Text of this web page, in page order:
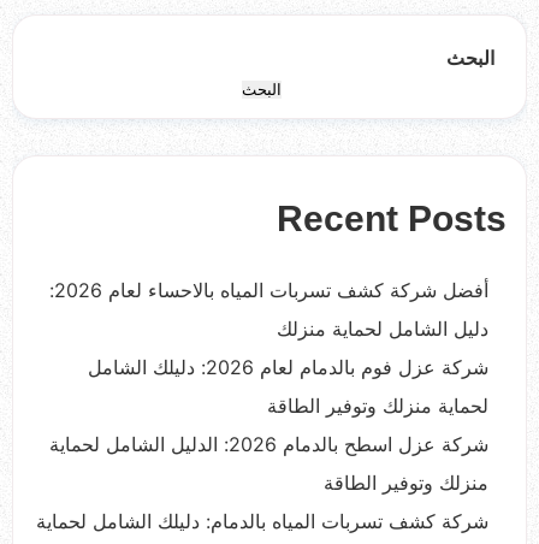
البحث
البحث
Recent Posts
أفضل شركة كشف تسربات المياه بالاحساء لعام 2026:
دليل الشامل لحماية منزلك
شركة عزل فوم بالدمام لعام 2026: دليلك الشامل
لحماية منزلك وتوفير الطاقة
شركة عزل اسطح بالدمام 2026: الدليل الشامل لحماية
منزلك وتوفير الطاقة
شركة كشف تسربات المياه بالدمام: دليلك الشامل لحماية